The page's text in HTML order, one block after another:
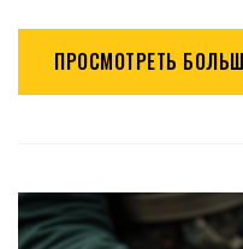
ПРОСМОТРЕТЬ